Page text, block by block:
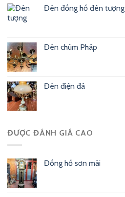
Đèn đồng hồ đèn tượng
Đèn chùm Pháp
Đèn điện đá
ĐƯỢC ĐÁNH GIÁ CAO
Đồng hồ sơn mài